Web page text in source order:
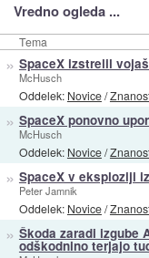
Vredno ogleda ...
Tema
» SpaceX izstrelil
McHusch
Oddelek: Novice/
» SpaceX ponovno
McHusch
Oddelek: Novice/
» SpaceX v eksploziji
Peter Jamnik
Oddelek: Novice/
» Škoda zaradi izgube
odškodnino terjajo